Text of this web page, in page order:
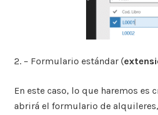
2. – Formulario estándar (
En este caso, lo que haremos es
abrirá el formulario de